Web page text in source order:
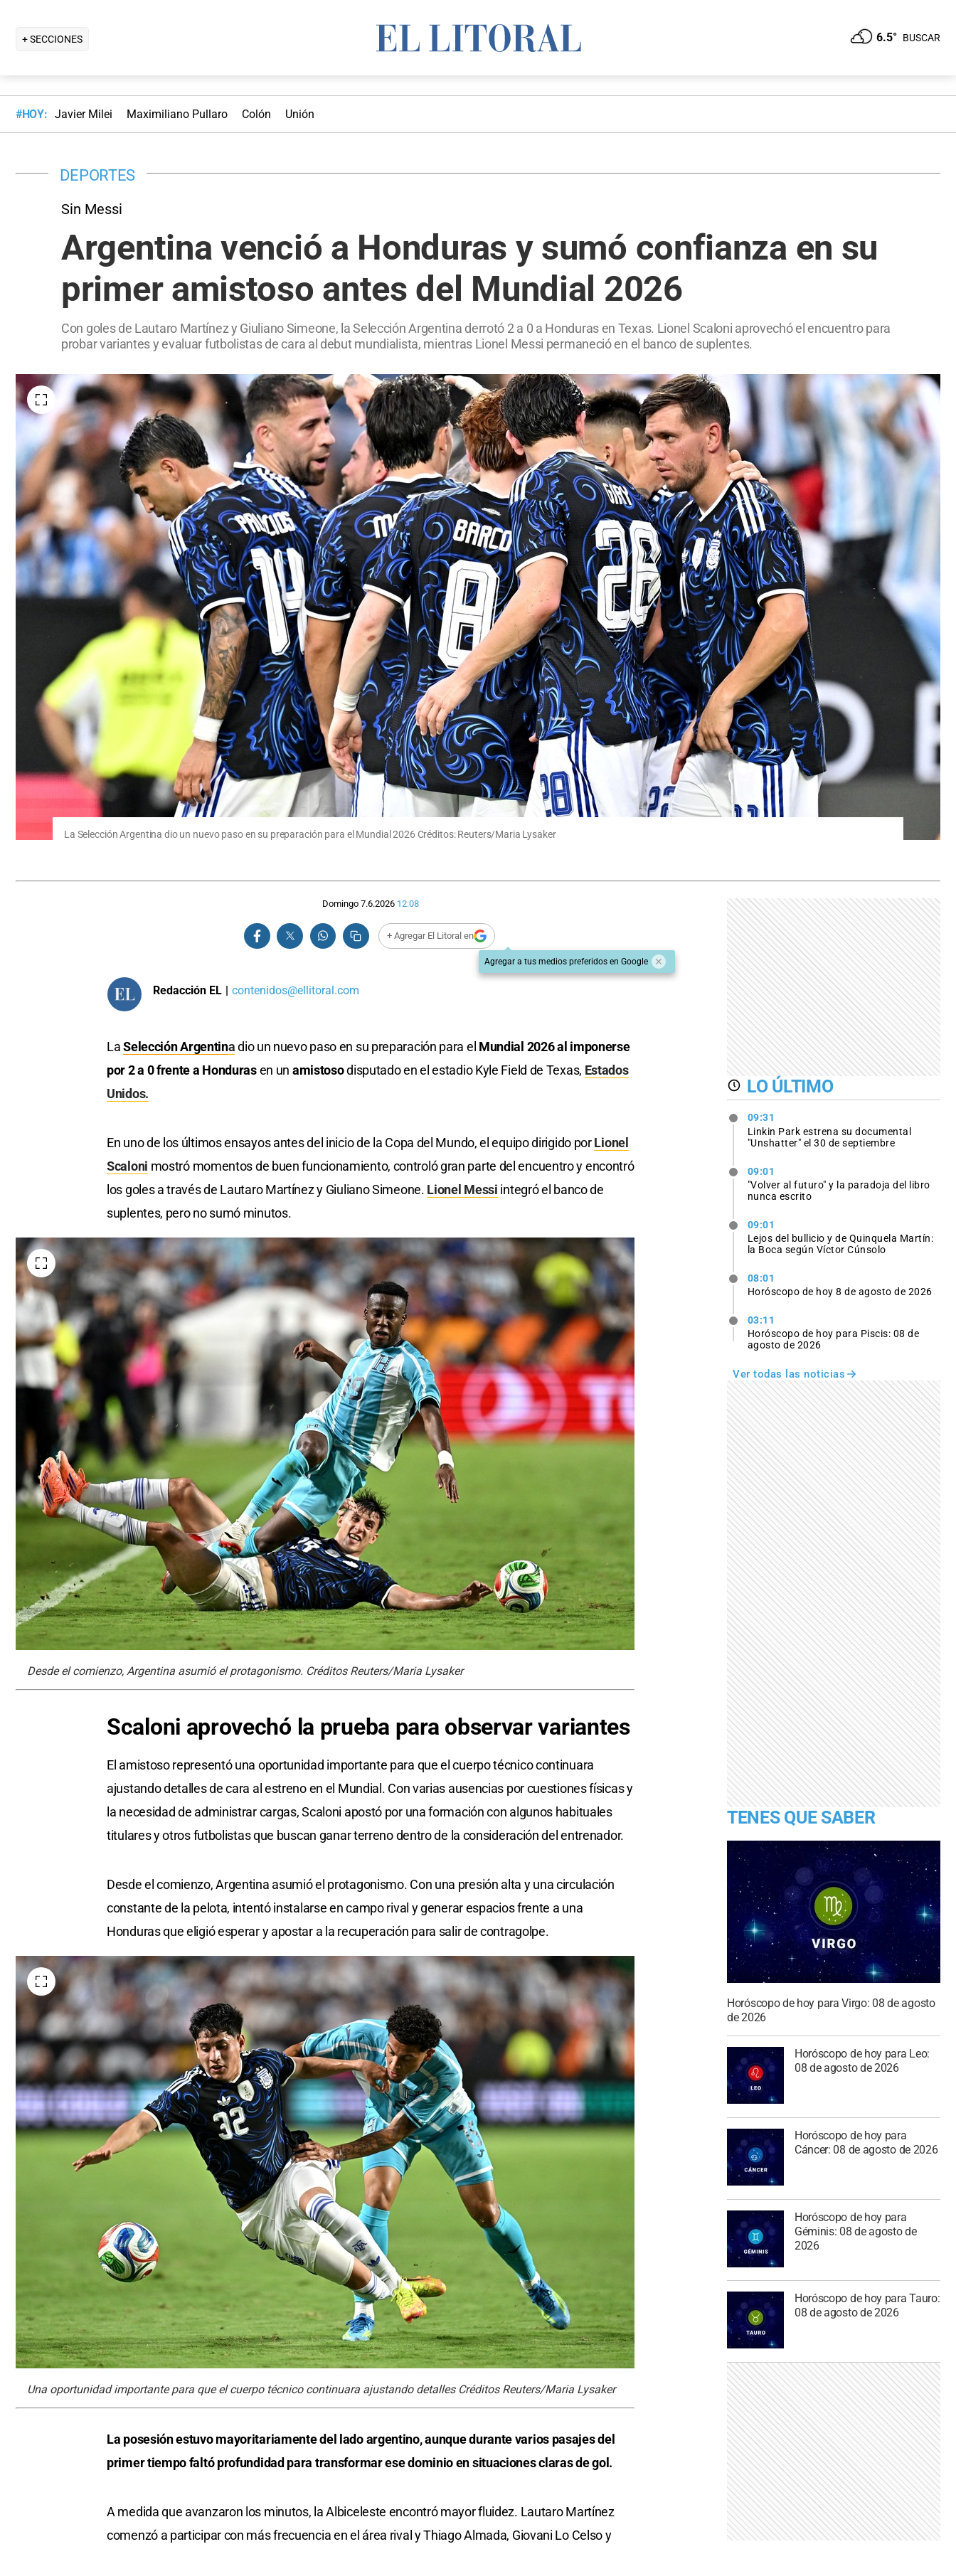
+ SECCIONES 6.5° BUSCAR
#HOY: Javier Milei Maximiliano Pullaro Colón Unión
DEPORTES
Sin Messi
Argentina venció a Honduras y sumó confianza en su
primer amistoso antes del Mundial 2026
Con goles de Lautaro Martínez y Giuliano Simeone, la Selección Argentina derrotó 2 a 0 a Honduras en Texas. Lionel Scaloni aprovechó el encuentro para
probar variantes y evaluar futbolistas de cara al debut mundialista, mientras Lionel Messi permaneció en el banco de suplentes.
La Selección Argentina dio un nuevo paso en su preparación para el Mundial 2026 Créditos: Reuters/Maria Lysaker
Domingo 7.6.2026 12:08
+ Agregar El Litoral en
Agregar a tus medios preferidos en Google
Redacción EL | contenidos@ellitoral.com
LaSelección Argentinadio un nuevo paso en su preparación para el Mundial 2026 al imponerse
por 2 a 0 frente a Hondurasen un amistosodisputado en el estadio Kyle Field de Texas, Estados
Unidos.
En uno de los últimos ensayos antes del inicio de la Copa del Mundo, el equipo dirigido porLionel
Scaloni mostró momentos de buen funcionamiento, controló gran parte del encuentro y encontró
los goles a través de Lautaro Martínez y Giuliano Simeone. Lionel Messi integró el banco de
suplentes, pero no sumó minutos.
Desde el comienzo, Argentina asumió el protagonismo. Créditos Reuters/Maria Lysaker
Scaloni aprovechó la prueba para observar variantes
El amistoso representó una oportunidad importante para que el cuerpo técnico continuara
ajustando detalles de cara al estreno en el Mundial. Con varias ausencias por cuestiones físicas y
la necesidad de administrar cargas, Scaloni apostó por una formación con algunos habituales
titulares y otros futbolistas que buscan ganar terreno dentro de la consideración del entrenador.
Desde el comienzo, Argentina asumió el protagonismo. Con una presión alta y una circulación
constante de la pelota, intentó instalarse en campo rival y generar espacios frente a una
Honduras que eligió esperar y apostar a la recuperación para salir de contragolpe.
Una oportunidad importante para que el cuerpo técnico continuara ajustando detalles Créditos Reuters/Maria Lysaker
La posesión estuvo mayoritariamente del lado argentino, aunque durante varios pasajes del
primer tiempo faltó profundidad para transformar ese dominio en situaciones claras de gol.
A medida que avanzaron los minutos, la Albiceleste encontró mayor fluidez. Lautaro Martínez
comenzó a participar con más frecuencia en el área rival y Thiago Almada, Giovani Lo Celso y
LO ÚLTIMO
09:31
Linkin Park estrena su documental
"Unshatter" el 30 de septiembre
09:01
"Volver al futuro" y la paradoja del libro
nunca escrito
09:01
Lejos del bullicio y de Quinquela Martín:
la Boca según Víctor Cúnsolo
08:01
Horóscopo de hoy 8 de agosto de 2026
03:11
Horóscopo de hoy para Piscis: 08 de
agosto de 2026
Ver todas las noticias
TENES QUE SABER
Horóscopo de hoy para Virgo: 08 de agosto
de 2026
Horóscopo de hoy para Leo:
08 de agosto de 2026
Horóscopo de hoy para
Cáncer: 08 de agosto de 2026
Horóscopo de hoy para
Géminis: 08 de agosto de
2026
Horóscopo de hoy para Tauro:
08 de agosto de 2026